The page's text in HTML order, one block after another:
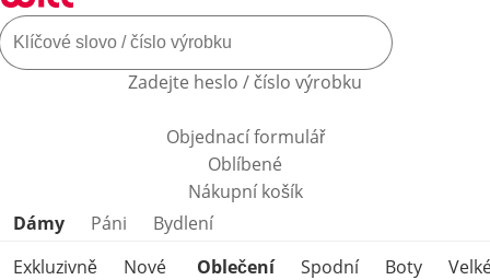
Zadejte heslo / číslo výrobku
Objednací formulář
Oblíbené
Nákupní košík
Přeskočit kategorie produktů
Dámy Páni
Bydlení
Exkluzivně
Nové
Oblečení
Spodní
Boty